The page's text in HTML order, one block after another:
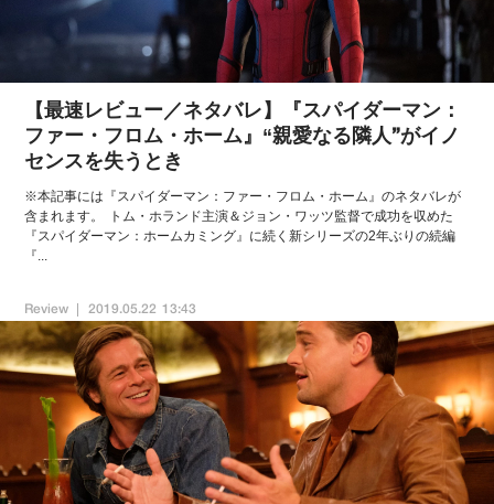
【最速レビュー／ネタバレ】『スパイダーマン：
ファー・フロム・ホーム』“親愛なる隣人”がイノ
センスを失うとき
※本記事には『スパイダーマン：ファー・フロム・ホーム』のネタバレが
含まれます。 トム・ホランド主演＆ジョン・ワッツ監督で成功を収めた
『スパイダーマン：ホームカミング』に続く新シリーズの2年ぶりの続編
『...
Review 2019.05.22 13:43